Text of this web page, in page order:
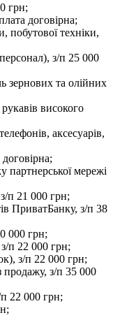
грн;
договірна;
побутової техніки,
з/п 25 000
зернових та олійних
високого
аксесуарів,
партнерської мережі
п 21 000 грн;
ПриватБанку, з/п 38
000 грн;
п 22 000 грн;
з/п 22 000 грн;
продажу, з/п 35 000
22 000 грн;